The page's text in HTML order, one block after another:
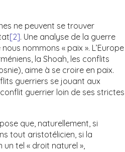
ne peuvent se trouver
[2]. Une analyse de la guerre
nommons « paix ». L’Europe
la Shoah, les conflits
aime à se croire en paix.
guerriers se jouant aux
guerrier loin de ses strictes
que, naturellement, si
tout aristotélicien, si la
tel « droit naturel »,